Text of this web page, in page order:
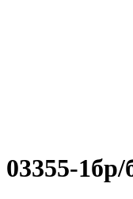
03355-